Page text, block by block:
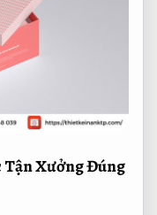
Tận XưởngĐúng